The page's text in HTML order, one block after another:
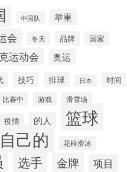
中国队 举重
会 冬天 品牌 国家
运动会 奥运
技巧 排球 日本 时间
比赛中 游戏 滑雪场
疫情 的人 篮球
自己的 花样滑冰
选手 金牌 项目